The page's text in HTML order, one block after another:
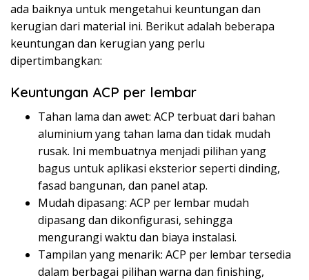
ada baiknya untuk mengetahui keuntungan dan
kerugian dari material ini. Berikut adalah beberapa
keuntungan dan kerugian yang perlu
dipertimbangkan:
Keuntungan ACP per lembar
Tahan lama dan awet: ACP terbuat dari bahan
aluminium yang tahan lama dan tidak mudah
rusak. Ini membuatnya menjadi pilihan yang
bagus untuk aplikasi eksterior seperti dinding,
fasad bangunan, dan panel atap.
Mudah dipasang: ACP per lembar mudah
dipasang dan dikonfigurasi, sehingga
mengurangi waktu dan biaya instalasi.
Tampilan yang menarik: ACP per lembar tersedia
dalam berbagai pilihan warna dan finishing,